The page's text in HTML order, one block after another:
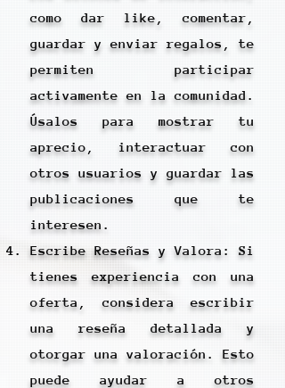
como dar like, comentar,
guardar y enviar regalos, te
permiten participar
activamente en la comunidad.
Úsalos para mostrar tu
aprecio, interactuar con
otros usuarios y guardar las
publicaciones que te
interesen.
Escribe Reseñas y Valora: Si
tienes experiencia con una
oferta, considera escribir
una reseña detallada y
otorgar una valoración. Esto
puede ayudar a otros